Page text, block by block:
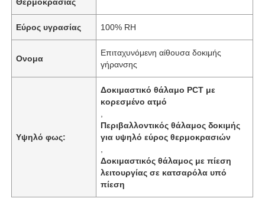
Εύρος υγρασίας 100% RH
Ονομα
Επιταχυνόμενη αίθουσα δοκιμής
γήρανσης
Υψηλό φως:
Δοκιμαστικό θάλαμο PCT με
κορεσμένο ατμό
Περιβαλλοντικός θάλαμος δοκιμής
για υψηλό εύρος θερμοκρασιών
Δοκιμαστικός θάλαμος με πίεση
λειτουργίας σε κατσαρόλα υπό
πίεση